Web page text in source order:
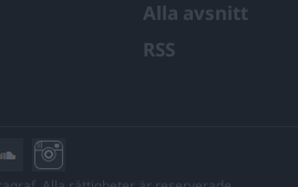
Alla avsnitt
RSS